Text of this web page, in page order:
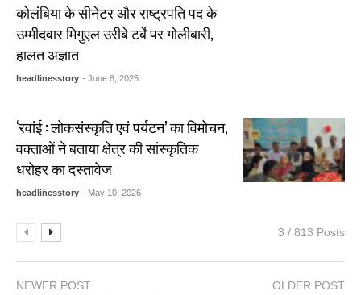
कोलंबिया के सीनेटर और राष्ट्रपति पद के
उम्मीदवार मिगुएल उरीबे टर्बे पर गोलीबारी,
हालत अज्ञात
headlinesstory - June 8, 2025
‘रवांई : लोकसंस्कृति एवं पर्यटन’ का विमोचन,
वक्ताओं ने बताया क्षेत्र की सांस्कृतिक
धरोहर का दस्तावेज
headlinesstory - May 10, 2026
3 / 813 Posts
NEWER POST OLDER POST